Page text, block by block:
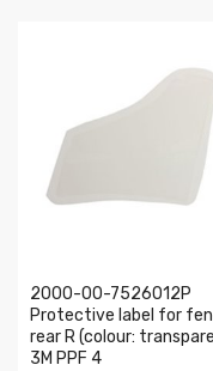
2000-00-7526012P
Protective label for
rear R (colour:
3M PPF 4